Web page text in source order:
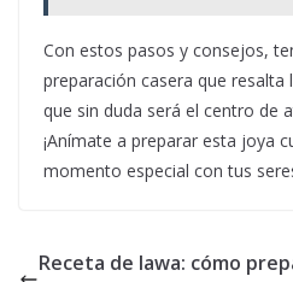
Con estos pasos y consejos,
preparación casera que
que sin duda será el centro de
¡Anímate a preparar esta joya
momento especial con tus
Receta de lawa: cómo